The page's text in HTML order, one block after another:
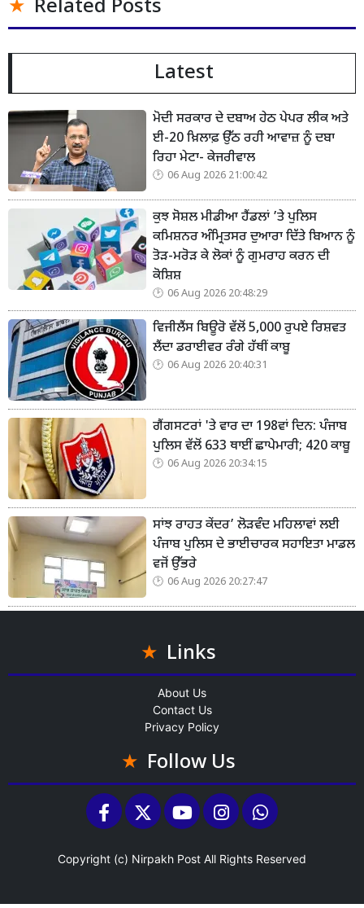
Related Posts
Latest
ਮੋਦੀ ਸਰਕਾਰ ਦੇ ਦਬਾਅ ਹੇਠ ਪੇਪਰ ਲੀਕ ਅਤੇ
ਈ-20 ਖ਼ਿਲਾਫ਼ ਉੱਠ ਰਹੀ ਆਵਾਜ਼ ਨੂੰ ਦਬਾ
ਰਿਹਾ ਮੇਟਾ- ਕੇਜਰੀਵਾਲ
06 Aug 2026 21:00:42
ਕੁਝ ਸੋਸ਼ਲ ਮੀਡੀਆ ਹੈਂਡਲਾਂ ’ਤੇ ਪੁਲਿਸ
ਕਮਿਸ਼ਨਰ ਅੰਮ੍ਰਿਤਸਰ ਦੁਆਰਾ ਦਿੱਤੇ ਬਿਆਨ ਨੂੰ
ਤੋੜ-ਮਰੋੜ ਕੇ ਲੋਕਾਂ ਨੂੰ ਗੁਮਰਾਹ ਕਰਨ ਦੀ
ਕੋਸ਼ਿਸ਼
06 Aug 2026 20:48:29
ਵਿਜੀਲੈਂਸ ਬਿਊਰੋ ਵੱਲੋਂ 5,000 ਰੁਪਏ ਰਿਸ਼ਵਤ
ਲੈਂਦਾ ਡਰਾਈਵਰ ਰੰਗੇ ਹੱਥੀਂ ਕਾਬੂ
06 Aug 2026 20:40:31
ਗੈਂਗਸਟਰਾਂ 'ਤੇ ਵਾਰ ਦਾ 198ਵਾਂ ਦਿਨ: ਪੰਜਾਬ
ਪੁਲਿਸ ਵੱਲੋਂ 633 ਥਾਈਂ ਛਾਪੇਮਾਰੀ; 420 ਕਾਬੂ
06 Aug 2026 20:34:15
ਸਾਂਝ ਰਾਹਤ ਕੇਂਦਰ’ ਲੋੜਵੰਦ ਮਹਿਲਾਵਾਂ ਲਈ
ਪੰਜਾਬ ਪੁਲਿਸ ਦੇ ਭਾਈਚਾਰਕ ਸਹਾਇਤਾ ਮਾਡਲ
ਵਜੋਂ ਉੱਭਰੇ
06 Aug 2026 20:27:47
Links
About Us
Contact Us
Privacy Policy
Follow Us
Copyright (c) Nirpakh Post All Rights Reserved